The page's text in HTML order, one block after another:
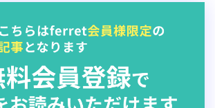
年10月に開催したオンライン